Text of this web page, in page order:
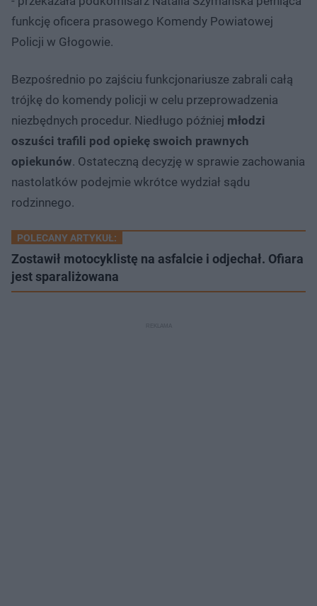
funkcję oficera prasowego Komendy Powiatowej
Policji w Głogowie.
Bezpośrednio po zajściu funkcjonariusze zabrali całą
trójkę do komendy policji w celu przeprowadzenia
niezbędnych procedur. Niedługo później młodzi
oszuści trafili pod opiekę swoich prawnych
opiekunów. Ostateczną decyzję w sprawie zachowania
nastolatków podejmie wkrótce wydział sądu
rodzinnego.
POLECANY ARTYKUŁ:
Zostawił motocyklistę na asfalcie i odjechał. Ofiara
jest sparaliżowana